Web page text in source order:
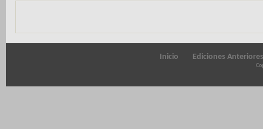
Inicio Ediciones Anteriores